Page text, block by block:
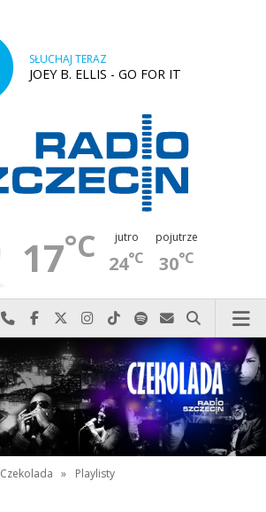
SŁUCHAJ TERAZ
JOEY B. ELLIS - GO FOR IT
17°C jutro
24°C
pojutrze
30°C
Najlepiej po prostu do nas zadzwoń
Odwiedź nas na Facebook-u
Odwiedź nas na X
Odwiedź nas na Instagram-ie
Odwiedź nas na TikTok-u
Szukaj nas na Spotify
Wyślij do nas
Szukaj
Czekolada » Playlisty